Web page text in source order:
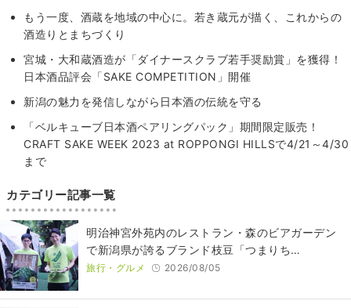
もう一度、酒蔵を地域の中心に。若き蔵元が描く、これからの
酒造りとまちづくり
宮城・大和蔵酒造が「ダイナースクラブ若手奨励賞」を獲得！
日本酒品評会「SAKE COMPETITION」開催
新潟の魅力を発信しながら日本酒の伝統を守る
「ベルキューブ日本酒ペアリングパック」期間限定販売！
CRAFT SAKE WEEK 2023 at ROPPONGI HILLSで4/21～4/30
まで
カテゴリー記事一覧
明治神宮外苑内のレストラン・森のビアガーデン
で新潟県が誇るブランド枝豆「つまりち…
旅行・グルメ 2026/08/05